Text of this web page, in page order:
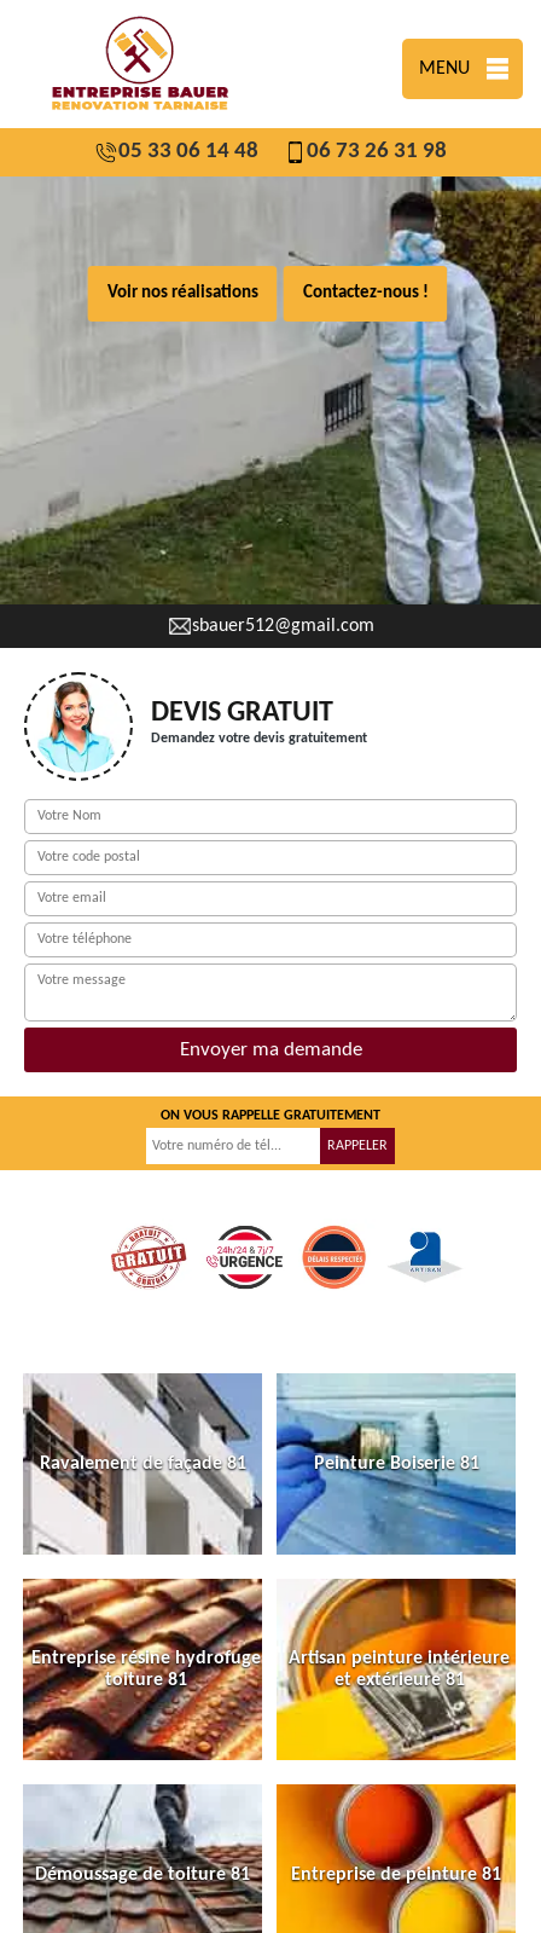
MENU
05 33 06 14 48 06 73 26 31 98
Voir nos réalisations Contactez-nous !
sbauer512@gmail.com
DEVIS GRATUIT
Demandez votre devis gratuitement
ON VOUS RAPPELLE GRATUITEMENT
Ravalement de façade 81 Peinture Boiserie 81
Entreprise résine hydrofuge
toiture 81
Artisan peinture intérieure
et extérieure 81
Démoussage de toiture 81 Entreprise de peinture 81